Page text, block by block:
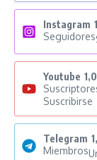
Instagram
Seguidores
Youtube
Suscribirse
Telegram
Miembros